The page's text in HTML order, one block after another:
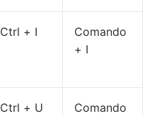
Ctrl + I
Comando
+ I
Ctrl + U
Comando